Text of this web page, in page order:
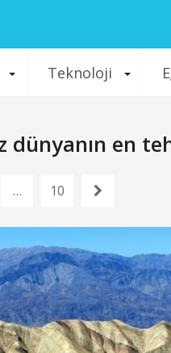
Teknoloji
en
… 10